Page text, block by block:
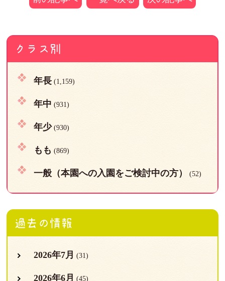
クラス別
年長(1,159)
年中 (931)
年少(930)
もも (869)
一般（本園への入園をご検討中の方） (52)
過去の情報
2026年7月 (31)
2026年6月 (45)